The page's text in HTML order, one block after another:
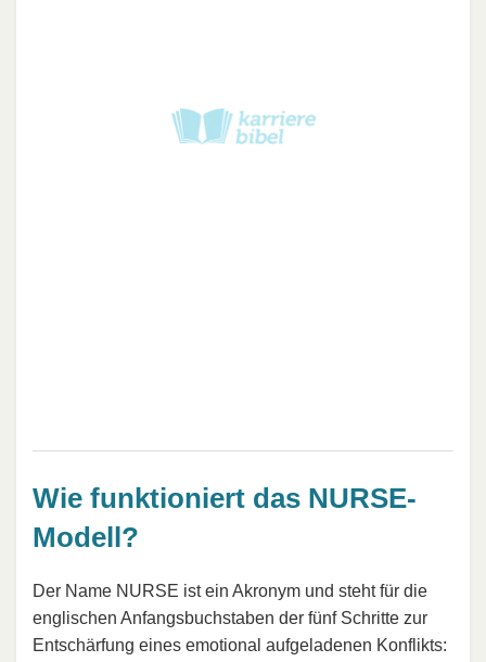
Wie funktioniert das NURSE-
Modell?
Der Name NURSE ist ein Akronym und steht für die
englischen Anfangsbuchstaben der fünf Schritte zur
Entschärfung eines emotional aufgeladenen Konflikts: